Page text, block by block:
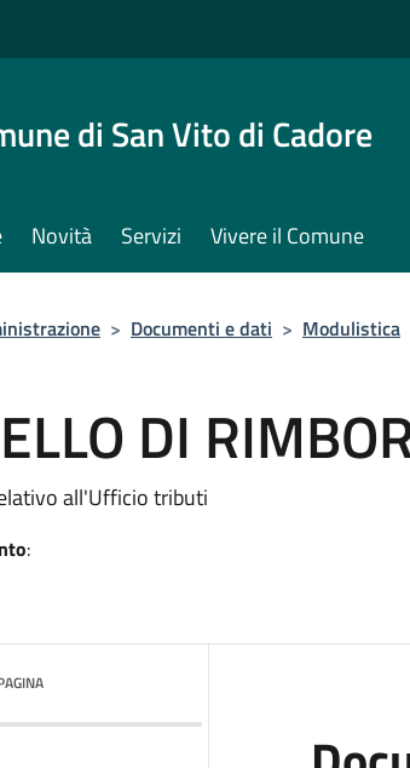
di San Vito di Cadore
Novità Servizi Vivere il Comune
> Documenti e dati > Modulistica
DI
all'Ufficio tributi
: